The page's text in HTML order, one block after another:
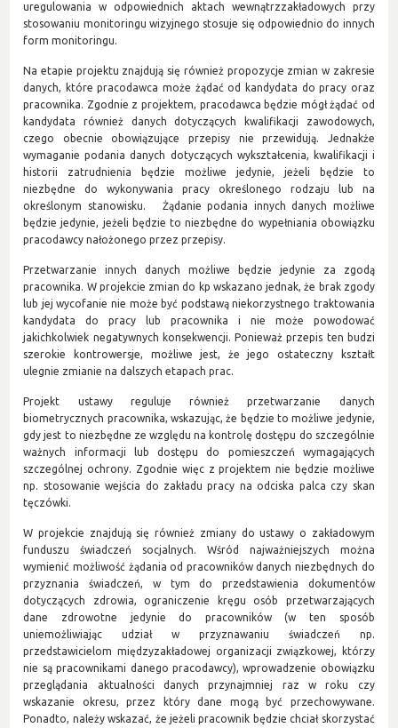
uregulowania w odpowiednich aktach wewnątrzzakładowych przy
stosowaniu monitoringu wizyjnego stosuje się odpowiednio do innych
form monitoringu.
Na etapie projektu znajdują się również propozycje zmian w zakresie
danych, które pracodawca może żądać od kandydata do pracy oraz
pracownika. Zgodnie z projektem, pracodawca będzie mógł żądać od
kandydata również danych dotyczących kwalifikacji zawodowych,
czego obecnie obowiązujące przepisy nie przewidują. Jednakże
wymaganie podania danych dotyczących wykształcenia, kwalifikacji i
historii zatrudnienia będzie możliwe jedynie, jeżeli będzie to
niezbędne do wykonywania pracy określonego rodzaju lub na
określonym stanowisku. Żądanie podania innych danych możliwe
będzie jedynie, jeżeli będzie to niezbędne do wypełniania obowiązku
pracodawcy nałożonego przez przepisy.
Przetwarzanie innych danych możliwe będzie jedynie za zgodą
pracownika. W projekcie zmian do kp wskazano jednak, że brak zgody
lub jej wycofanie nie może być podstawą niekorzystnego traktowania
kandydata do pracy lub pracownika i nie może powodować
jakichkolwiek negatywnych konsekwencji. Ponieważ przepis ten budzi
szerokie kontrowersje, możliwe jest, że jego ostateczny kształt
ulegnie zmianie na dalszych etapach prac.
Projekt ustawy reguluje również przetwarzanie danych
biometrycznych pracownika, wskazując, że będzie to możliwe jedynie,
gdy jest to niezbędne ze względu na kontrolę dostępu do szczególnie
ważnych informacji lub dostępu do pomieszczeń wymagających
szczególnej ochrony. Zgodnie więc z projektem nie będzie możliwe
np. stosowanie wejścia do zakładu pracy na odciska palca czy skan
tęczówki.
W projekcie znajdują się również zmiany do ustawy o zakładowym
funduszu świadczeń socjalnych. Wśród najważniejszych można
wymienić możliwość żądania od pracowników danych niezbędnych do
przyznania świadczeń, w tym do przedstawienia dokumentów
dotyczących zdrowia, ograniczenie kręgu osób przetwarzających
dane zdrowotne jedynie do pracowników (w ten sposób
uniemożliwiając udział w przyznawaniu świadczeń np.
przedstawicielom międzyzakładowej organizacji związkowej, którzy
nie są pracownikami danego pracodawcy), wprowadzenie obowiązku
przeglądania aktualności danych przynajmniej raz w roku czy
wskazanie okresu, przez który dane mogą być przechowywane.
Ponadto, należy wskazać, że jeżeli pracownik będzie chciał skorzystać